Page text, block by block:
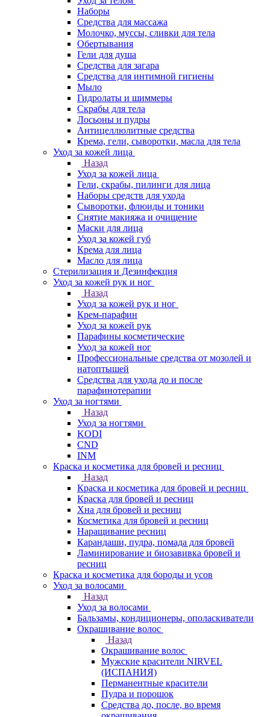
Наборы
Средства для массажа
Молочко, муссы, сливки для тела
Обертывания
Гели для душа
Средства для загара
Средства для интимной гигиены
Мыло
Гидролаты и шиммеры
Скрабы для тела
Лосьоны и пудры
Антицеллюлитные средства
Крема, гели, сыворотки, масла для тела
Уход за кожей лица
Назад
Уход за кожей лица
Гели, скрабы, пилинги для лица
Наборы средств для ухода
Сыворотки, флюиды и тоники
Снятие макияжа и очищение
Маски для лица
Уход за кожей губ
Крема для лица
Масло для лица
Стерилизация и Дезинфекция
Уход за кожей рук и ног
Назад
Уход за кожей рук и ног
Крем-парафин
Уход за кожей рук
Парафины косметические
Уход за кожей ног
Профессиональные средства от мозолей и
натоптышей
Средства для ухода до и после
парафинотерапии
Уход за ногтями
Назад
Уход за ногтями
KODI
CND
INM
Краска и косметика для бровей и ресниц
Назад
Краска и косметика для бровей и ресниц
Краска для бровей и ресниц
Хна для бровей и ресниц
Косметика для бровей и ресниц
Наращивание ресниц
Карандаши, пудра, помада для бровей
Ламинирование и биозавивка бровей и
ресниц
Краска и косметика для бороды и усов
Уход за волосами
Назад
Уход за волосами
Бальзамы, кондиционеры, ополаскиватели
Окрашивание волос
Назад
Окрашивание волос
Мужские красители NIRVEL
(ИСПАНИЯ)
Перманентные красители
Пудра и порошок
Средства до, после, во время